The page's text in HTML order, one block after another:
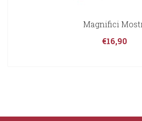
Magnifici
€16,90